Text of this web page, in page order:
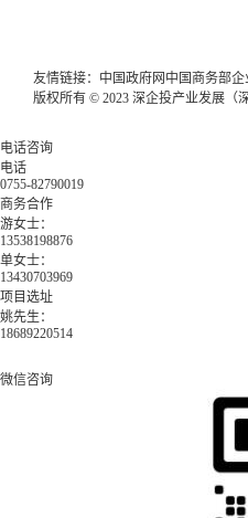
友情链接： 中国政府网 中国商务部企
版权所有 © 2023 深企投产业发展（
电话咨询
电话
0755-82790019
商务合作
游女士：
13538198876
单女士：
13430703969
项目选址
姚先生：
18689220514
微信咨询